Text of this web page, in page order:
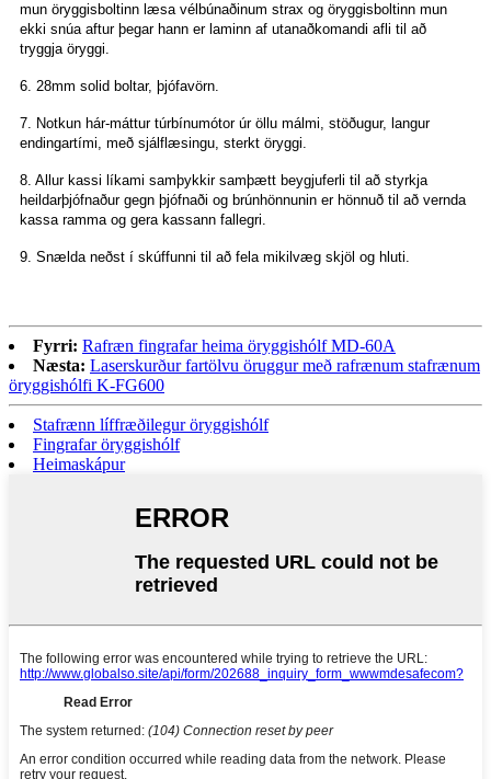
mun öryggisboltinn læsa vélbúnaðinum strax og öryggisboltinn mun
ekki snúa aftur þegar hann er laminn af utanaðkomandi afli til að
tryggja öryggi.
6. 28mm solid boltar, þjófavörn.
7. Notkun hár-máttur túrbínumótor úr öllu málmi, stöðugur, langur
endingartími, með sjálflæsingu, sterkt öryggi.
8. Allur kassi líkami samþykkir samþætt beygjuferli til að styrkja
heildarþjófnaður gegn þjófnaði og brúnhönnunin er hönnuð til að vernda
kassa ramma og gera kassann fallegri.
9. Snælda neðst í skúffunni til að fela mikilvæg skjöl og hluti.
Fyrri: Rafræn fingrafar heima öryggishólf MD-60A
Næsta: Laserskurður fartölvu öruggur með rafrænum stafrænum
öryggishólfi K-FG600
Stafrænn líffræðilegur öryggishólf
Fingrafar öryggishólf
Heimaskápur